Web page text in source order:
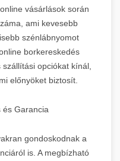
vásárlások során
ami kevesebb
szénlábnyomot
borkereskedés
opciókat kínál,
előnyöket biztosít.
és Garancia
gondoskodnak a
is. A megbízható